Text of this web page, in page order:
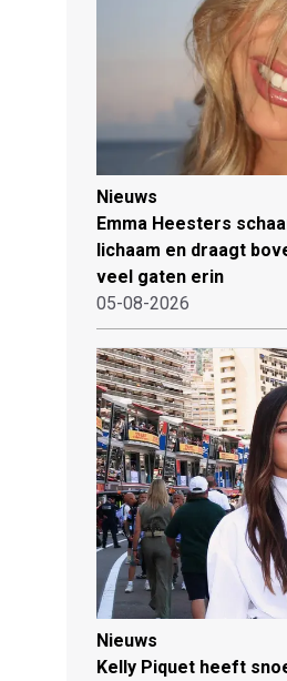
Nieuws
Emma Heesters
lichaam en draagt
veel gaten erin
05-08-2026
Nieuws
Kelly Piquet heeft